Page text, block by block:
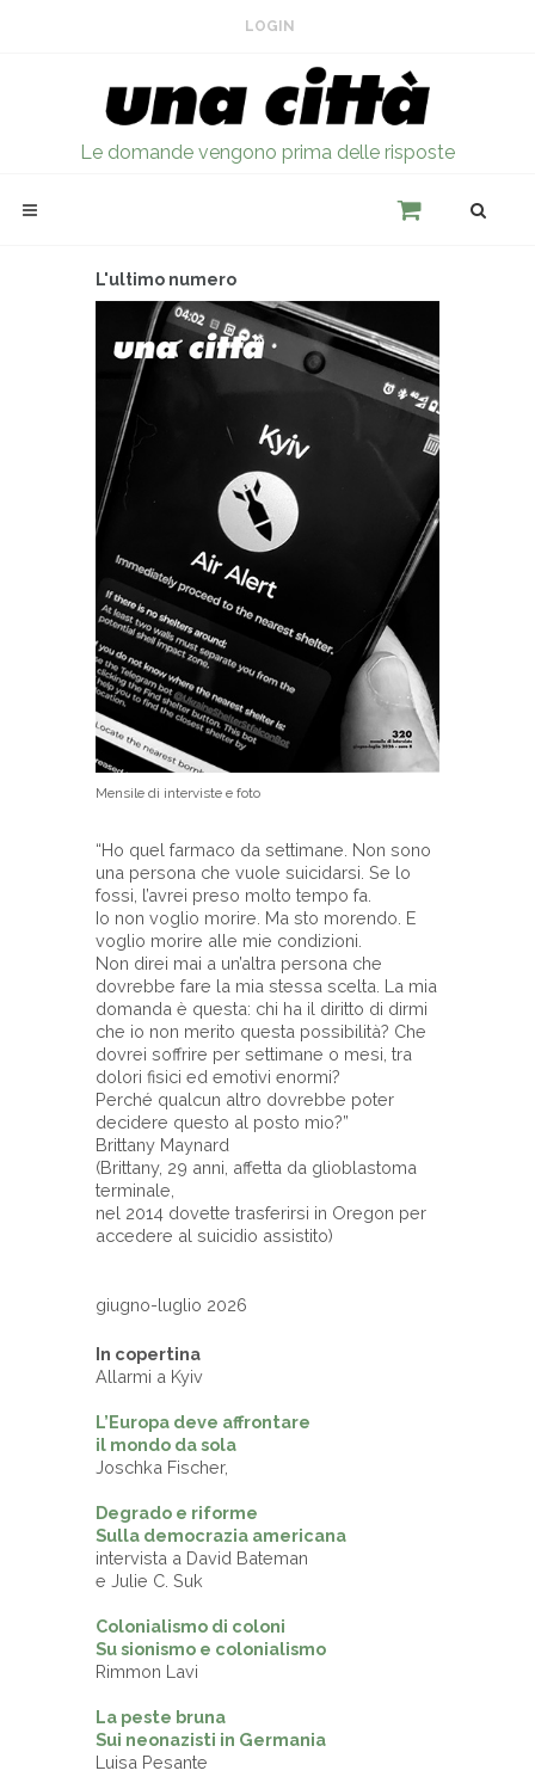
LOGIN
Le domande vengono prima delle risposte
L'ultimo numero
Mensile di interviste e foto
“Ho quel farmaco da settimane. Non sono
una persona che vuole suicidarsi. Se lo
fossi, l’avrei preso molto tempo fa.
Io non voglio morire. Ma sto morendo. E
voglio morire alle mie condizioni.
Non direi mai a un’altra persona che
dovrebbe fare la mia stessa scelta. La mia
domanda è questa: chi ha il diritto di dirmi
che io non merito questa possibilità? Che
dovrei soffrire per settimane o mesi, tra
dolori fisici ed emotivi enormi?
Perché qualcun altro dovrebbe poter
decidere questo al posto mio?”
Brittany Maynard
(Brittany, 29 anni, affetta da glioblastoma
terminale,
nel 2014 dovette trasferirsi in Oregon per
accedere al suicidio assistito)
giugno-luglio 2026
In copertina
Allarmi a Kyiv
L’Europa deve affrontare
il mondo da sola
Joschka Fischer,
Degrado e riforme
Sulla democrazia americana
intervista a David Bateman
e Julie C. Suk
Colonialismo di coloni
Su sionismo e colonialismo
Rimmon Lavi
La peste bruna
Sui neonazisti in Germania
Luisa Pesante